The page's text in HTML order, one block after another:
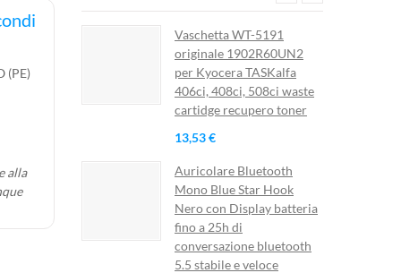
(PE)
alla
Vaschetta WT-5191
originale 1902R60UN2
per Kyocera TASKalfa
406ci, 408ci, 508ci waste
cartidge recupero toner
13,53 €
Auricolare Bluetooth
Mono Blue Star Hook
Nero con Display batteria
fino a 25h di
conversazione bluetooth
5.5 stabile e veloce